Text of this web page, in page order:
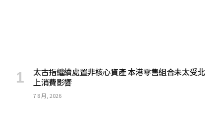
太古指繼續處置非核心資產 本港零售組合未太受北
上消費影響
7 8 月, 2026